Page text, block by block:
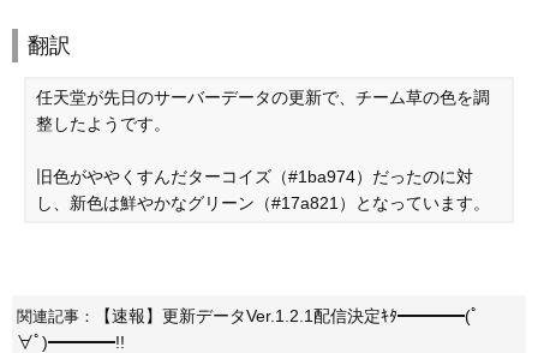
翻訳
任天堂が先日のサーバーデータの更新で、チーム草の色を調
整したようです。
旧色がややくすんだターコイズ（#1ba974）だったのに対
し、新色は鮮やかなグリーン（#17a821）となっています。
関連記事：
【速報】更新データVer.1.2.1配信決定ｷﾀ━━━━(ﾟ
∀ﾟ)━━━━!!